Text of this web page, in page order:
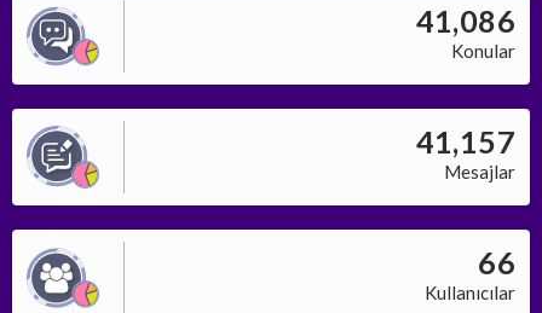
41,086
Konular
41,157
Mesajlar
66
Kullanıcılar